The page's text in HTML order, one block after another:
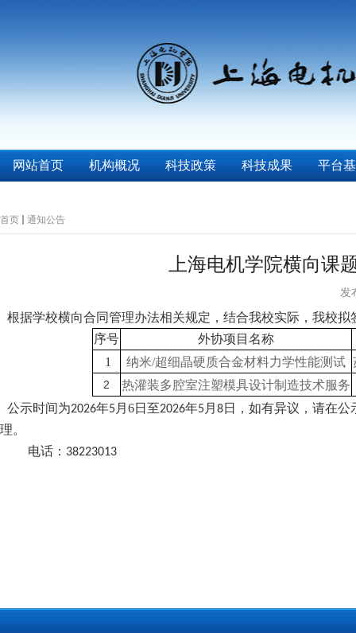
网站首页 机构概况 科技政策 科技成果 平台
首页 通知公告
上海电机学院横向课
发
根据学校横向合同管理办法相关规定，结合我校实际，我校
序号
外协项目名称
1
纳米/超细晶硬质合金材料力学性能测试
2 热灌装多腔室注塑模具设计制造技术服务
公示时间为2026年5月 6日至2026年5月 8日，如有异议，请在
理。
电话： 38223013